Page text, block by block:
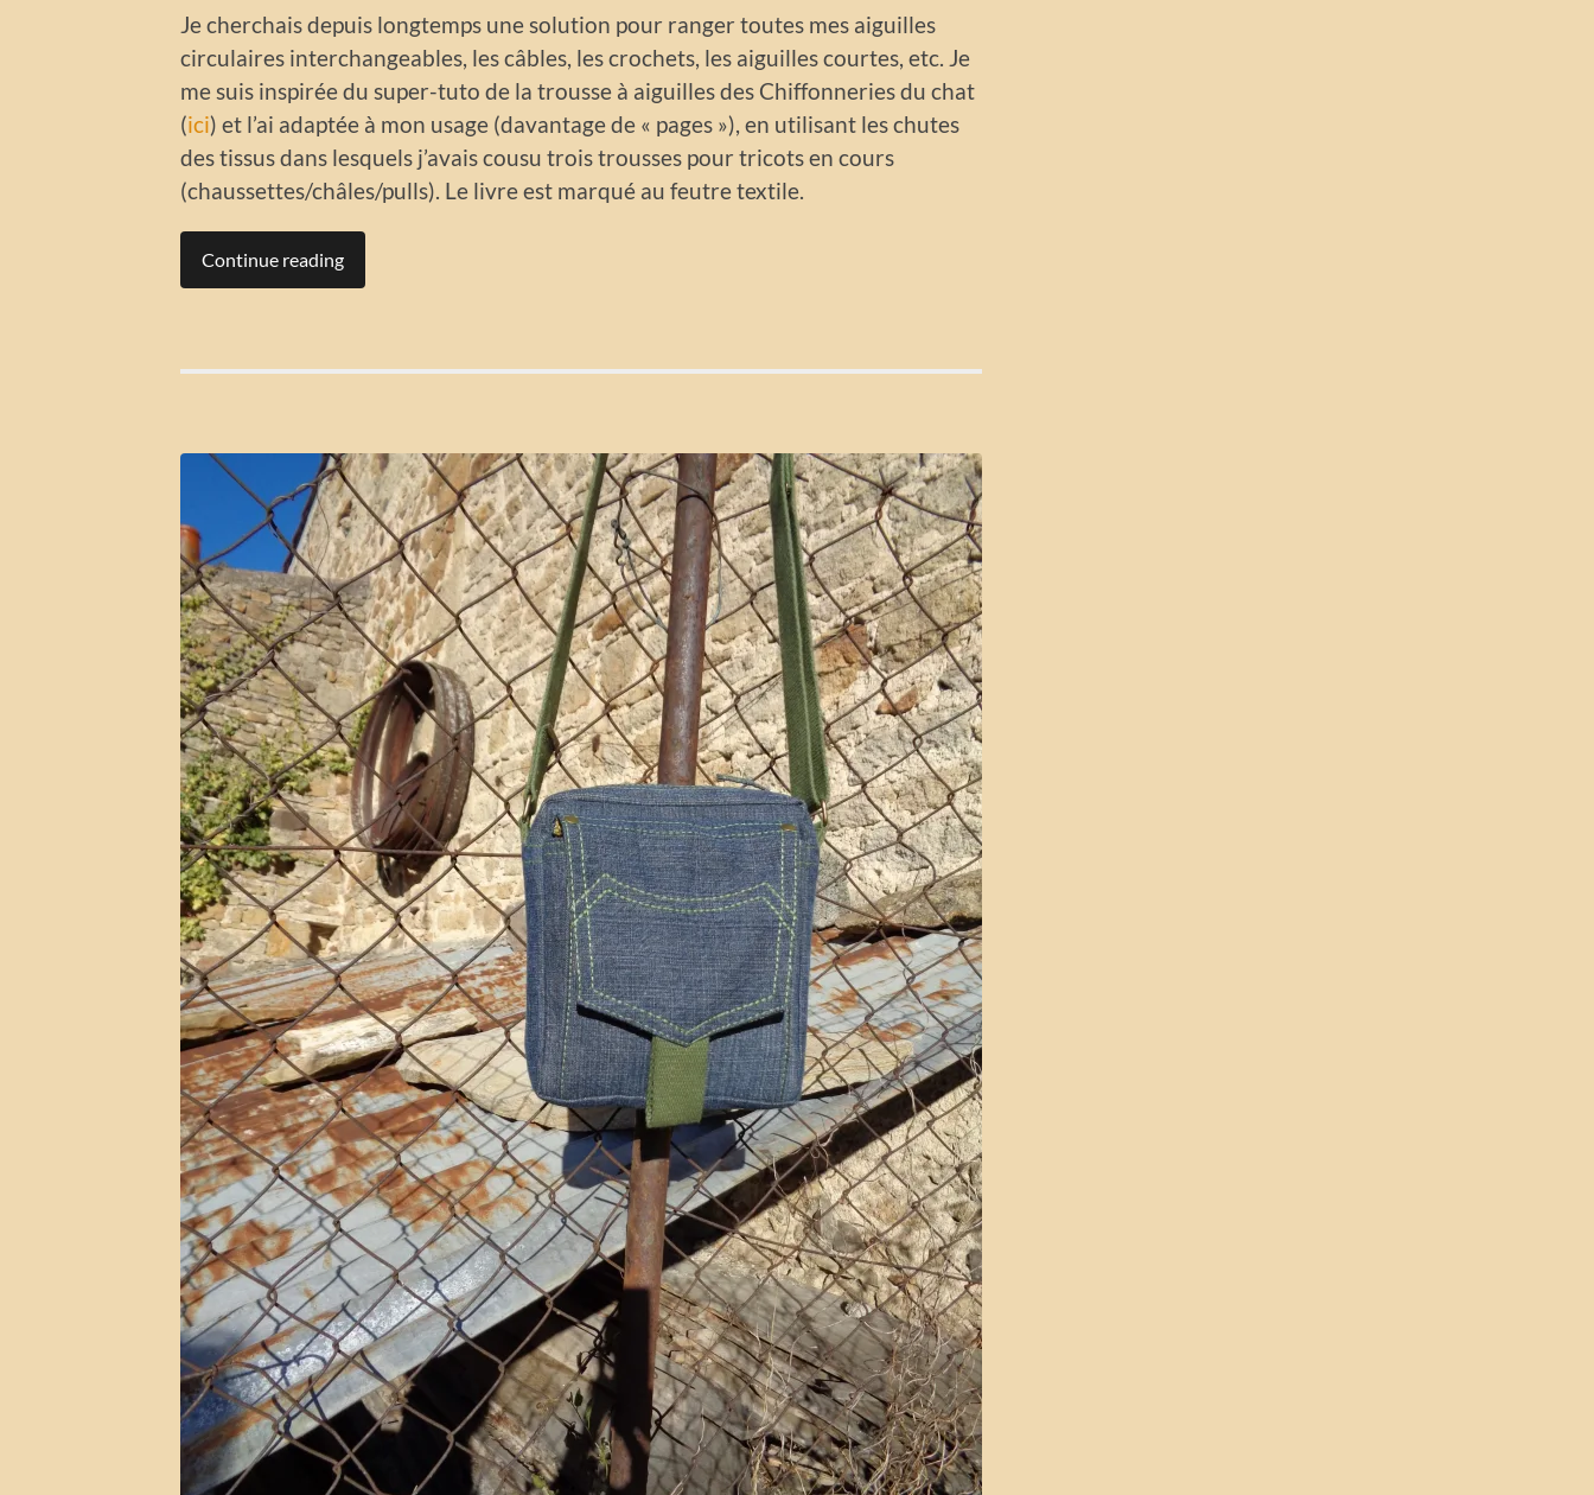
Je cherchais depuis longtemps une solution pour ranger toutes mes aiguilles
circulaires interchangeables, les câbles, les crochets, les aiguilles courtes, etc. Je
me suis inspirée du super-tuto de la trousse à aiguilles des Chiffonneries du chat
(ici) et l’ai adaptée à mon usage (davantage de « pages »), en utilisant les chutes
des tissus dans lesquels j’avais cousu trois trousses pour tricots en cours
(chaussettes/châles/pulls). Le livre est marqué au feutre textile.
Continue reading